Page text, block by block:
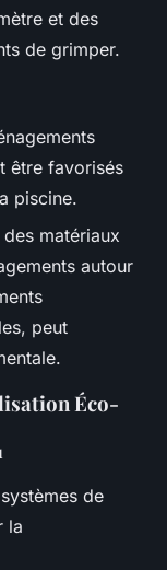
et des
de grimper.
être favorisés
piscine.
matériaux
autour
peut
Éco-
de
la